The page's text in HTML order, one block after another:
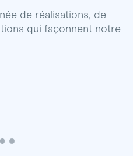
de réalisations, de
qui façonnent notre